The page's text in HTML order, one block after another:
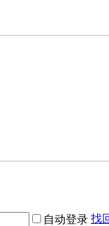
自动登录 找